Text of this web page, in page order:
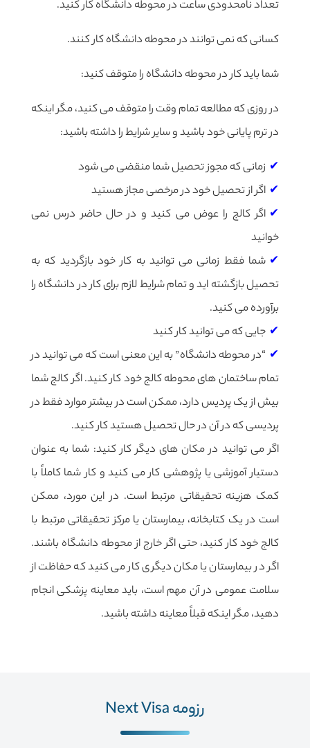
تعداد نامحدودی ساعت در محوطه دانشگاه کار کنید.
کسانی که نمی توانند در محوطه دانشگاه کار کنند.
شما باید کار در محوطه دانشگاه را متوقف کنید:
در روزی که مطالعه تمام وقت را متوقف می کنید، مگر اینکه
در ترم پایانی خود باشید و سایر شرایط را داشته باشید:
زمانی که مجوز تحصیل شما منقضی می شود
اگر از تحصیل خود در مرخصی مجاز هستید
اگر کالج را عوض می کنید و در حال حاضر درس نمی
خوانید
شما فقط زمانی می توانید به کار خود بازگردید که به
تحصیل بازگشته اید و تمام شرایط لازم برای کار در دانشگاه را
برآورده می کنید.
جایی که می توانید کار کنید
“در محوطه دانشگاه” به این معنی است که می توانید در
تمام ساختمان های محوطه کالج خود کار کنید. اگر کالج شما
بیش از یک پردیس دارد، ممکن است در بیشتر موارد فقط در
پردیسی که در آن در حال تحصیل هستید کار کنید.
اگر می توانید در مکان های دیگر کار کنید: شما به عنوان
دستیار آموزشی یا پژوهشی کار می کنید و کار شما کاملاً با
کمک هزینه تحقیقاتی مرتبط است. در این مورد، ممکن
است در یک کتابخانه، بیمارستان یا مرکز تحقیقاتی مرتبط با
کالج خود کار کنید، حتی اگر خارج از محوطه دانشگاه باشند.
اگر در بیمارستان یا مکان دیگری کار می کنید که حفاظت از
سلامت عمومی در آن مهم است، باید معاینه پزشکی انجام
دهید، مگر اینکه قبلاً معاینه داشته باشید.
رزومه Next Visa